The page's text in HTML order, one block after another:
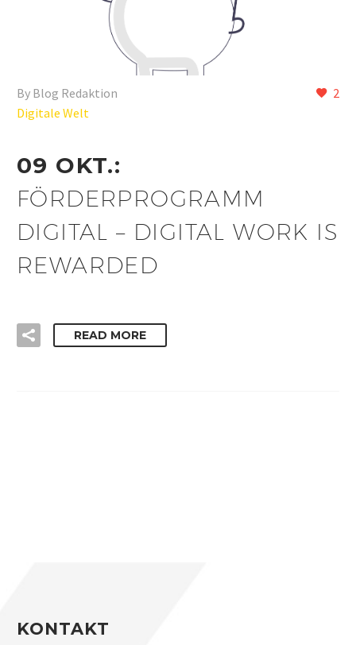
2
By Blog Redaktion
Digitale Welt
09 OKT.:
FÖRDERPROGRAMM
DIGITAL – DIGITAL WORK IS
REWARDED
READ MORE
KONTAKT